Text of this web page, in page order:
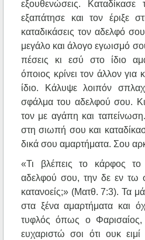
εξουθενώσεις.
εξαπάτησε και τον έριξε
καταδικάσεις τον αδελφό
μεγάλο και άλογο εγωισμό
πέσεις κι εσύ στο ίδιο
όποιος κρίνει τον άλλον για
ίδιο. Κάλυψε λοιπόν
σφάλμα του αδελφού σου.
τον με αγάπη και
στη σιωπή σου και
δικά σου αμαρτήματα. Σου
«Τι βλέπεις το κάρφος
αδελφού σου, την δε εν
κατανοείς;» (Ματθ. 7:3). Τα
στα ξένα αμαρτήματα και
τυφλός όπως ο
ευχαριστώ σοι ότι ουκ